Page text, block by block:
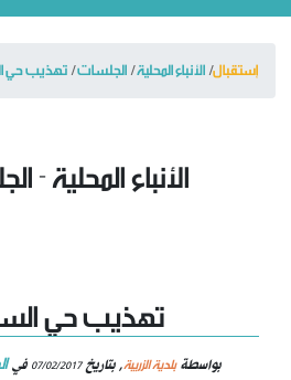
تسجيل الدخول
إستقبال الأنباء المحلية الجلسات تهذيب حي
الأنباء المحلية -
تهذيب حي
بواسطةبلدية الزريبة, بتاريخ07/02/2017 في